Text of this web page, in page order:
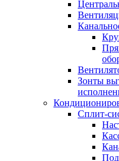
Зонты
Сплит-